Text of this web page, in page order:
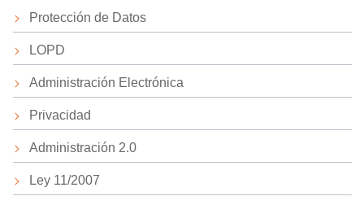
Protección de Datos
LOPD
Administración Electrónica
Privacidad
Administración 2.0
Ley 11/2007